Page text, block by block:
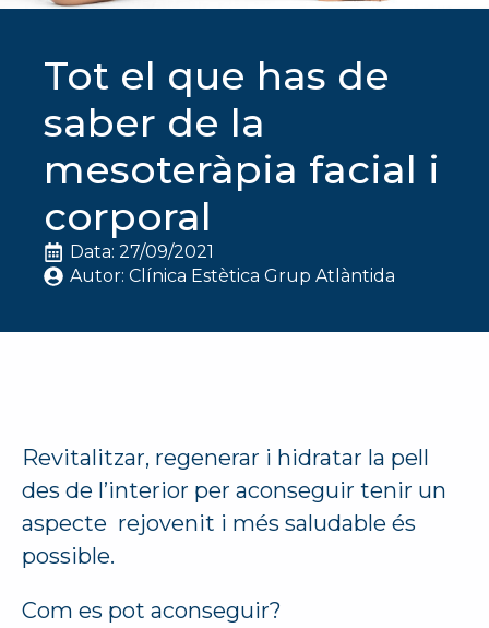
Tot el que has de
saber de la
mesoteràpia facial i
corporal
Data: 27/09/2021
Autor: Clínica Estètica Grup Atlàntida
Revitalitzar, regenerar i hidratar la pell
des de l’interior per aconseguir tenir un
aspecte rejovenit i més saludable és
possible.
Com es pot aconseguir?